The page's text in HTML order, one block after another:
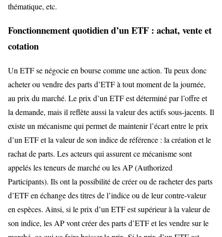
thématique, etc.
Fonctionnement quotidien d’un ETF : achat, vente et
cotation
Un ETF se négocie en bourse comme une action. Tu peux donc
acheter ou vendre des parts d’ETF à tout moment de la journée,
au prix du marché. Le prix d’un ETF est déterminé par l’offre et
la demande, mais il reflète aussi la valeur des actifs sous-jacents. Il
existe un mécanisme qui permet de maintenir l’écart entre le prix
d’un ETF et la valeur de son indice de référence : la création et le
rachat de parts. Les acteurs qui assurent ce mécanisme sont
appelés les teneurs de marché ou les AP (Authorized
Participants). Ils ont la possibilité de créer ou de racheter des parts
d’ETF en échange des titres de l’indice ou de leur contre-valeur
en espèces. Ainsi, si le prix d’un ETF est supérieur à la valeur de
son indice, les AP vont créer des parts d’ETF et les vendre sur le